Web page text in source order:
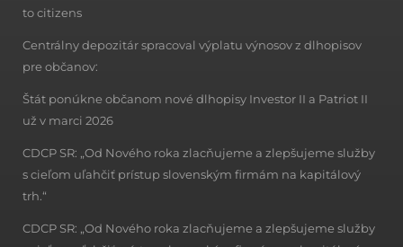
to citizens
Centrálny depozitár spracoval výplatu výnosov z dlhopisov
pre občanov:
Štát ponúkne občanom nové dlhopisy Investor II a Patriot II
už v marci 2026
CDCP SR: „Od Nového roka zlacňujeme a zlepšujeme služby
s cieľom uľahčiť prístup slovenským firmám na kapitálový
trh.“
CDCP SR: „Od Nového roka zlacňujeme a zlepšujeme služby